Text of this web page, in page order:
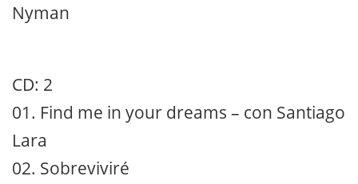
Nyman
CD: 2
01. Find me in your dreams – con Santiago
Lara
02. Sobreviviré